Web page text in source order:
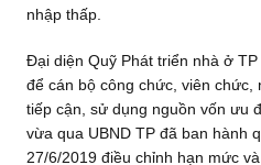
nhập thấp.
Đại diện Quỹ Phát triển nhà ở
để cán bộ công chức, viên
tiếp cận, sử dụng nguồn vốn ưu
vừa qua UBND TP đã ban hành
27/6/2019 điều chỉnh hạn mức